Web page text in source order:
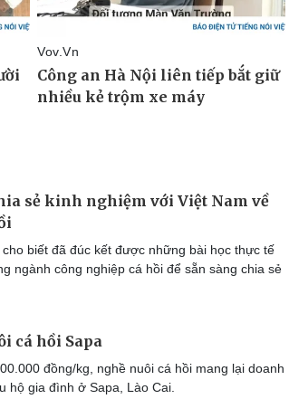
sẻ kinh nghiệm với Việt Nam về
biết đã đúc kết được những bài học thực tế
ngành công nghiệp cá hồi để sẵn sàng chia sẻ
cá hồi Sapa
đồng/kg, nghề nuôi cá hồi mang lại doanh
hộ gia đình ở Sapa, Lào Cai.